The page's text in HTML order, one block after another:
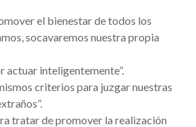
el bienestar de todos los
socavaremos nuestra propia
actuar inteligentemente”.
criterios para juzgar nuestras
tratar de promover la realización